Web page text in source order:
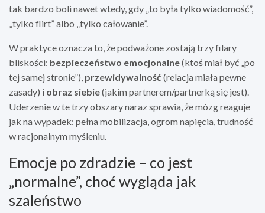
tak bardzo boli nawet wtedy, gdy „to była tylko wiadomość”,
„tylko flirt” albo „tylko całowanie”.
W praktyce oznacza to, że podważone zostają trzy filary
bliskości: bezpieczeństwo emocjonalne(ktoś miał być „po
tej samej stronie”), przewidywalność(relacja miała pewne
zasady) i obraz siebie(jakim partnerem/partnerką się jest).
Uderzenie w te trzy obszary naraz sprawia, że mózg reaguje
jak na wypadek: pełna mobilizacja, ogrom napięcia, trudność
w racjonalnym myśleniu.
Emocje po zdradzie – co jest
„normalne”, choć wygląda jak
szaleństwo